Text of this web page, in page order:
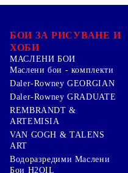
БОИ ЗА РИСУВАНЕ И
ХОБИ
МАСЛЕНИ БОИ
Маслени бои - комплекти
Daler-Rowney GEORGIAN
Daler-Rowney GRADUATE
REMBRANDT &
ARTEMISIA
VAN GOGH & TALENS
ART
Водоразредими Маслени
Бои H2OIL